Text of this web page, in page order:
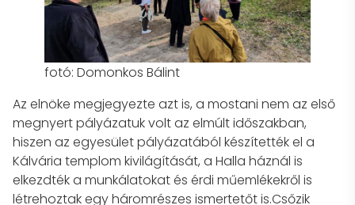
fotó: Domonkos Bálint
Az elnöke megjegyezte azt is, a mostani nem az első
megnyert pályázatuk volt az elmúlt időszakban,
hiszen az egyesület pályázatából készítették el a
Kálvária templom kivilágítását, a Halla háznál is
elkezdték a munkálatokat és érdi műemlékekről is
létrehoztak egy háromrészes ismertetőt is.Csőzik